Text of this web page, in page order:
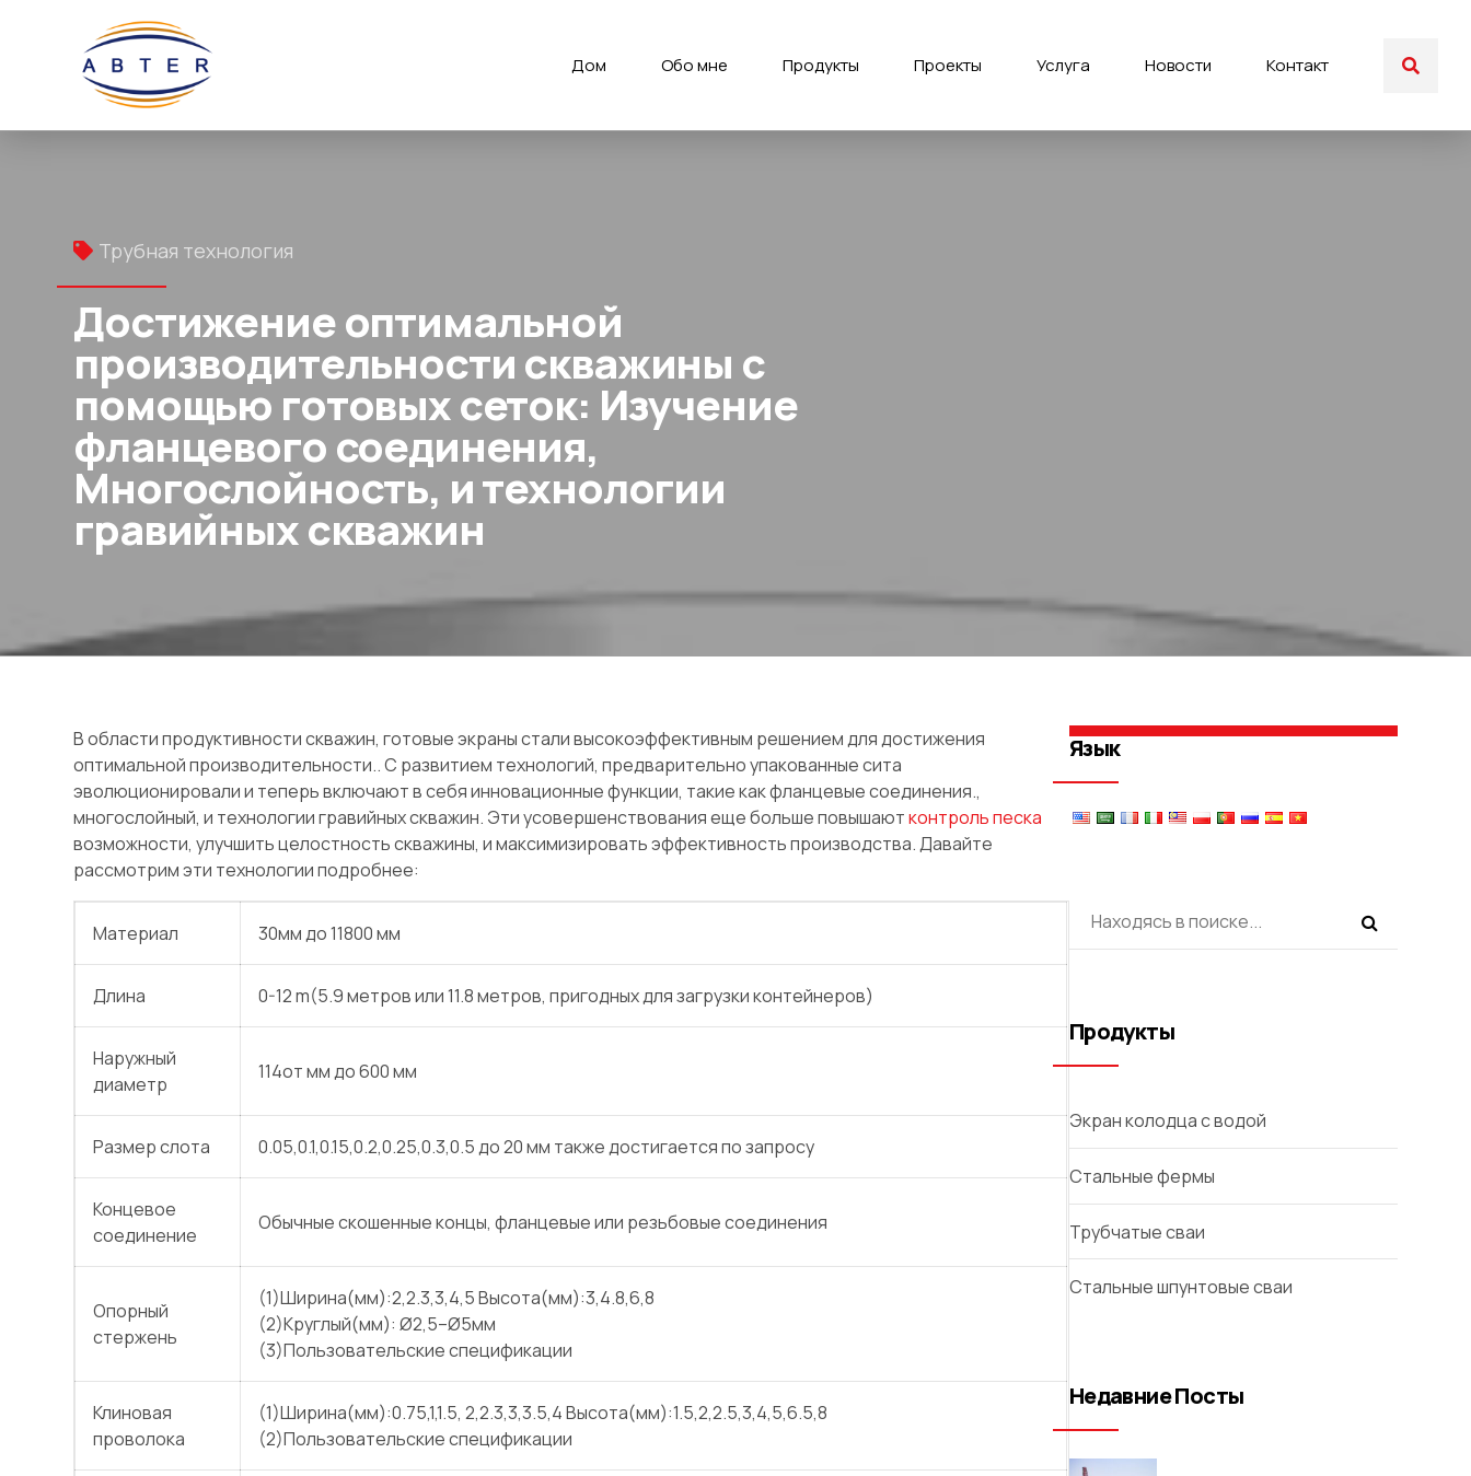
Дом Обо мне Продукты Проекты Услуга Новости Контакт
Трубная технология
Достижение оптимальной
производительности скважины с
помощью готовых сеток: Изучение
фланцевого соединения,
Многослойность, и технологии
гравийных скважин
В области продуктивности скважин, готовые экраны стали высокоэффективным решением для достижения
оптимальной производительности.. С развитием технологий, предварительно упакованные сита
эволюционировали и теперь включают в себя инновационные функции, такие как фланцевые соединения.,
многослойный, и технологии гравийных скважин. Эти усовершенствования еще больше повышаютконтроль песка
возможности, улучшить целостность скважины, и максимизировать эффективность производства. Давайте
рассмотрим эти технологии подробнее:
Материал 30мм до 11800 мм
Длина 0-12 m(5.9 метров или 11.8 метров, пригодных для загрузки контейнеров)
Наружный
диаметр
114от мм до 600 мм
Размер слота 0.05,0.1,0.15,0.2,0.25,0.3,0.5 до 20 мм также достигается по запросу
Концевое
соединение
Обычные скошенные концы, фланцевые или резьбовые соединения
Опорный
стержень
(1)Ширина(мм):2,2.3,3,4,5 Высота(мм):3,4.8,6,8
(2)Круглый(мм): Ø2,5–Ø5мм
(3)Пользовательские спецификации
Клиновая
проволока
(1)Ширина(мм):0.75,1,1.5, 2,2.3,3,3.5,4 Высота(мм):1.5,2,2.5,3,4,5,6.5,8
(2)Пользовательские спецификации
Язык
Продукты
Экран колодца с водой
Стальные фермы
Трубчатые сваи
Стальные шпунтовые сваи
Недавние Посты